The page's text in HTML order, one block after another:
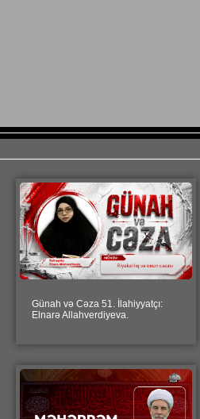
Günah və Cəza 51. İlahiyyatçı:
Elnarə Allahverdiyeva.